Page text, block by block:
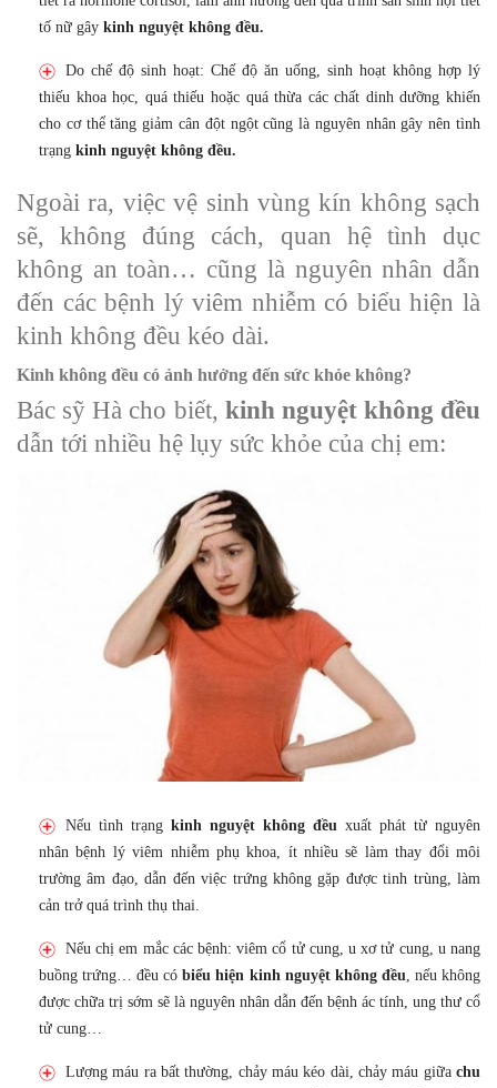
tố nữ gây kinh nguyệt không đều.
Do chế độ sinh hoạt: Chế độ ăn uống, sinh hoạt không hợp lý
thiếu khoa học, quá thiếu hoặc quá thừa các chất dinh dưỡng khiến
cho cơ thể tăng giảm cân đột ngột cũng là nguyên nhân gây nên tình
trạng kinh nguyệt không đều.
Ngoài ra, việc vệ sinh vùng kín không sạch
sẽ, không đúng cách, quan hệ tình dục
không an toàn… cũng là nguyên nhân dẫn
đến các bệnh lý viêm nhiễm có biểu hiện là
kinh không đều kéo dài.
Kinh không đều có ảnh hưởng đến sức khỏe không?
Bác sỹ Hà cho biết, kinh nguyệt không đều
dẫn tới nhiều hệ lụy sức khỏe của chị em:
Nếu tình trạng kinh nguyệt không đều xuất phát từ nguyên
nhân bệnh lý viêm nhiễm phụ khoa, ít nhiều sẽ làm thay đổi môi
trường âm đạo, dẫn đến việc trứng không gặp được tinh trùng, làm
cản trở quá trình thụ thai.
Nếu chị em mắc các bệnh: viêm cổ tử cung, u xơ tử cung, u nang
buồng trứng… đều cóbiểu hiện kinh nguyệt không đều , nếu không
được chữa trị sớm sẽ là nguyên nhân dẫn đến bệnh ác tính, ung thư cổ
tử cung…
Lượng máu ra bất thường, chảy máu kéo dài, chảy máu giữa chu